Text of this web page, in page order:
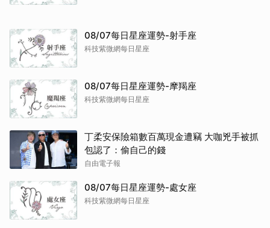
08/07每日星座運勢-射手座
科技紫微網每日星座
08/07每日星座運勢-摩羯座
科技紫微網每日星座
丁柔安保險箱數百萬現金遭竊 大咖兇手被抓
包認了：偷自己的錢
自由電子報
08/07每日星座運勢-處女座
科技紫微網每日星座